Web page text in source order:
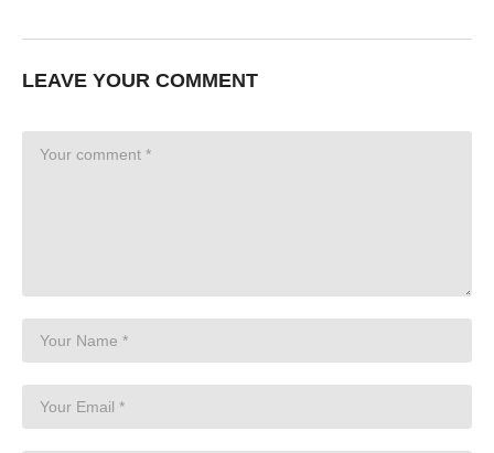
LEAVE YOUR COMMENT